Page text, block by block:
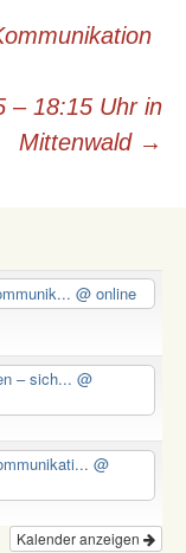
– 18:15 Uhr in
Mittenwald →
@ online
– sich...@
@
Kalender anzeigen